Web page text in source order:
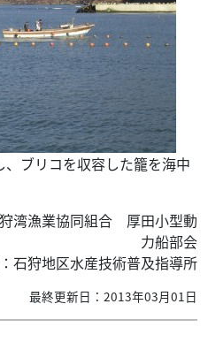
ブリコを収容した籠を海中
湾漁業協同組合 厚田小型動
力船部会
石狩地区水産技術普及指導所
最終更新日：2013年03月01日